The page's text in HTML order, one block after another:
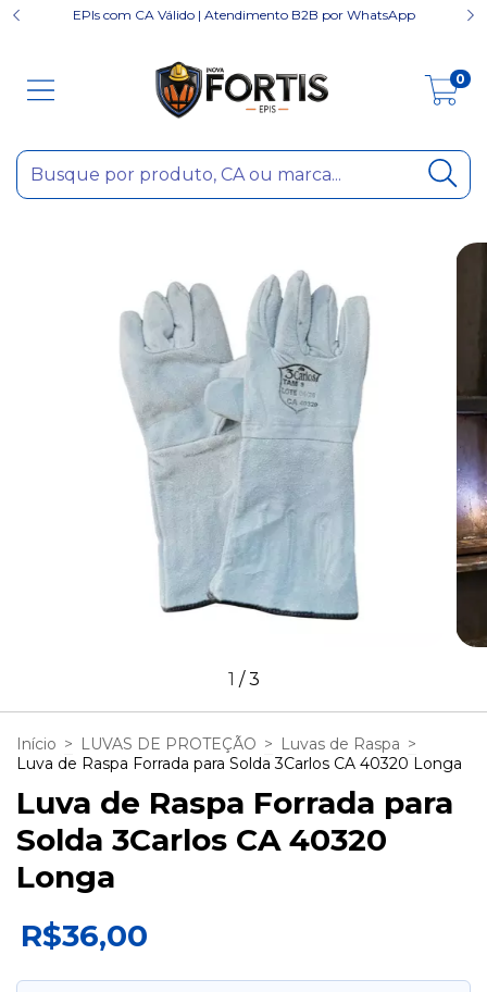
EPIs com CA Válido | Atendimento B2B por WhatsApp
0
1 /3
Início > LUVAS DE PROTEÇÃO > Luvas de Raspa >
Luva de Raspa Forrada para Solda 3Carlos CA 40320 Longa
Luva de Raspa Forrada para
Solda 3Carlos CA 40320
Longa
R$36,00